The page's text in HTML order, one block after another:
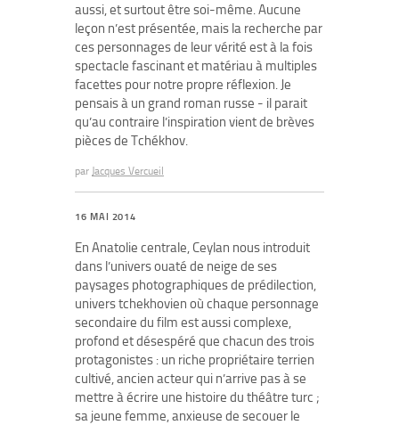
aussi, et surtout être soi-même. Aucune
leçon n’est présentée, mais la recherche par
ces personnages de leur vérité est à la fois
spectacle fascinant et matériau à multiples
facettes pour notre propre réflexion. Je
pensais à un grand roman russe - il parait
qu’au contraire l’inspiration vient de brèves
pièces de Tchékhov.
par Jacques Vercueil
16 MAI 2014
En Anatolie centrale, Ceylan nous introduit
dans l’univers ouaté de neige de ses
paysages photographiques de prédilection,
univers tchekhovien où chaque personnage
secondaire du film est aussi complexe,
profond et désespéré que chacun des trois
protagonistes : un riche propriétaire terrien
cultivé, ancien acteur qui n’arrive pas à se
mettre à écrire une histoire du théâtre turc ;
sa jeune femme, anxieuse de secouer le